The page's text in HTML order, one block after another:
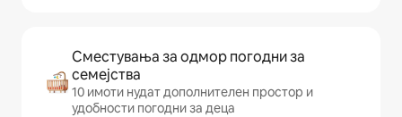
Сместувања за одмор погодни за
семејства
10 имоти нудат дополнителен простор и
удобности погодни за деца